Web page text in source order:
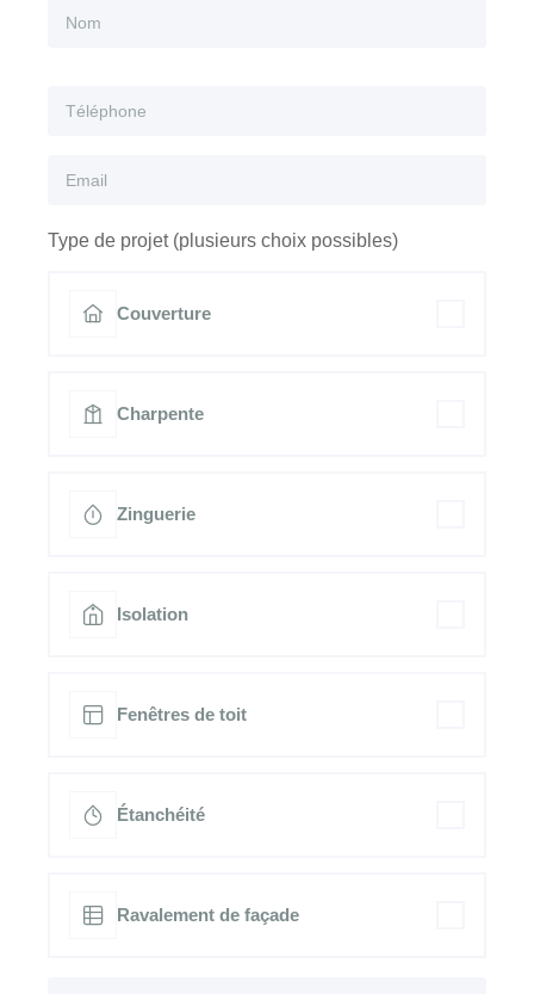
Type de projet (plusieurs choix possibles)
Couverture
Charpente
Zinguerie
Isolation
Fenêtres de toit
Étanchéité
Ravalement de façade